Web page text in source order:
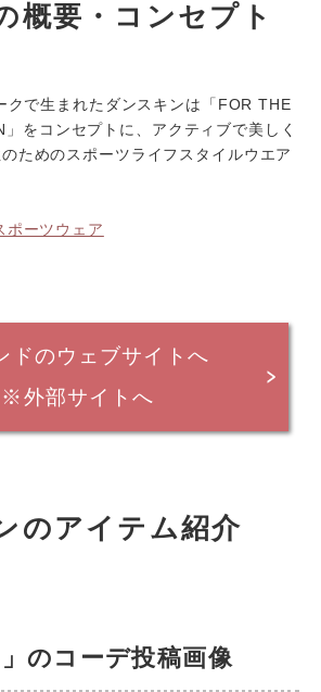
概要・コンセプト
クで生まれたダンスキンは「FOR THE
をコンセプトに、アクティブで美しく
ためのスポーツライフスタイルウエア
ポーツウェア
ドのウェブサイトへ
※外部サイトへ
のアイテム紹介
のコーデ投稿画像